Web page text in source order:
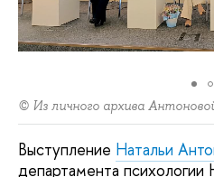
© Из личного архива
Выступление Натальи
департамента